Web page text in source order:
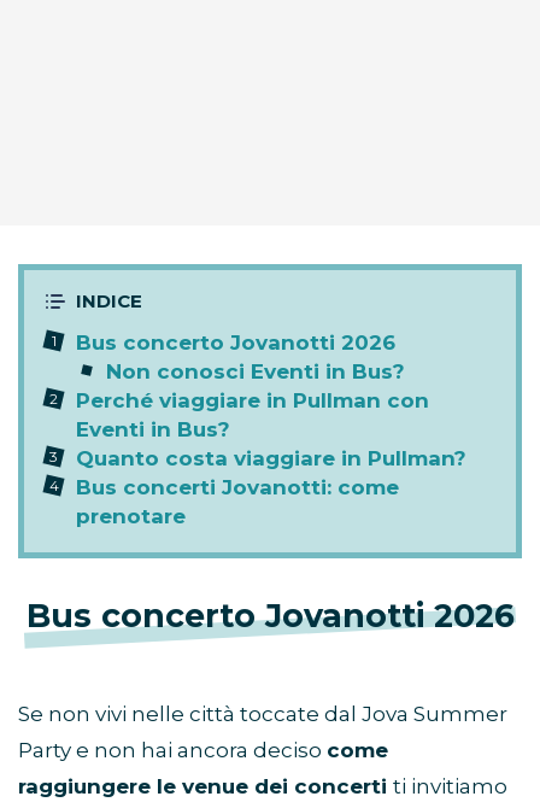
Bus concerto Jovanotti 2026
Non conosci Eventi in Bus?
Perché viaggiare in Pullman con
Eventi in Bus?
Quanto costa viaggiare in Pullman?
Bus concerti Jovanotti: come
prenotare
Bus concerto Jovanotti 2026
Se non vivi nelle città toccate dal Jova Summer
Party e non hai ancora deciso come
raggiungere le venue dei concerti ti invitiamo